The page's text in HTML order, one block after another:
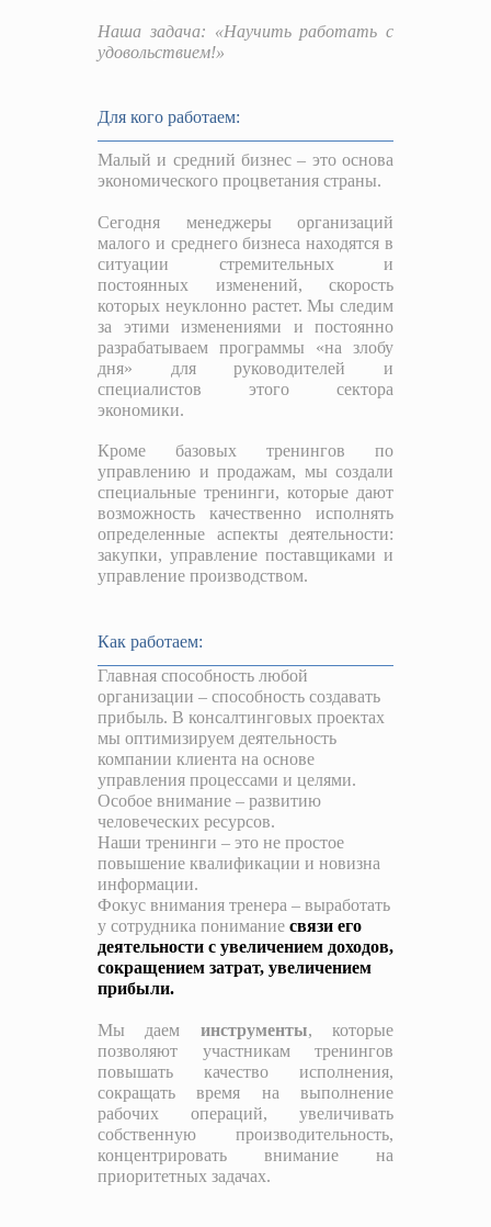
Наша задача: «Научить работать с
удовольствием!»
Для кого работаем:
Малый и средний бизнес – это основа
экономического процветания страны.
Сегодня менеджеры организаций
малого и среднего бизнеса находятся в
ситуации стремительных и
постоянных изменений, скорость
которых неуклонно растет. Мы следим
за этими изменениями и постоянно
разрабатываем программы «на злобу
дня» для руководителей и
специалистов этого сектора
экономики.
Кроме базовых тренингов по
управлению и продажам, мы создали
специальные тренинги, которые дают
возможность качественно исполнять
определенные аспекты деятельности:
закупки, управление поставщиками и
управление производством.
Как работаем:
Главная способность любой
организации – способность создавать
прибыль. В консалтинговых проектах
мы оптимизируем деятельность
компании клиента на основе
управления процессами и целями.
Особое внимание – развитию
человеческих ресурсов.
Наши тренинги – это не простое
повышение квалификации и новизна
информации.
Фокус внимания тренера – выработать
у сотрудника понимание связи его
деятельности с увеличением доходов,
сокращением затрат, увеличением
прибыли.
Мы даем инструменты, которые
позволяют участникам тренингов
повышать качество исполнения,
сокращать время на выполнение
рабочих операций, увеличивать
собственную производительность,
концентрировать внимание на
приоритетных задачах.